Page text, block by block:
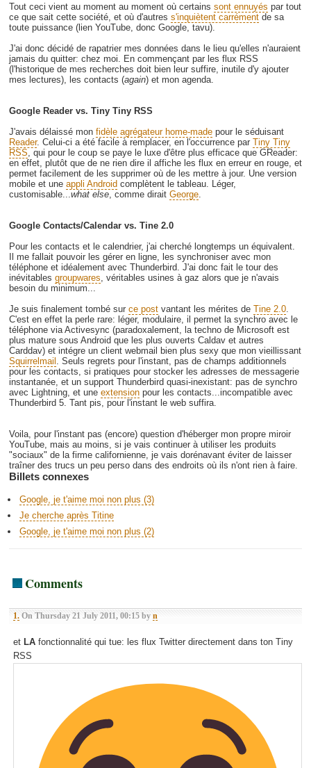
Tout ceci vient au moment au moment où certains sont ennuyés par tout
ce que sait cette société, et où d'autres s'inquiètent carrémentde sa
toute puissance (lien YouTube, donc Google, tavu).
J'ai donc décidé de rapatrier mes données dans le lieu qu'elles n'auraient
jamais du quitter: chez moi. En commençant par les flux RSS
(l'historique de mes recherches doit bien leur suffire, inutile d'y ajouter
mes lectures), les contacts (again) et mon agenda.
Google Reader vs. Tiny Tiny RSS
J'avais délaissé mon fidèle agrégateur home-madepour le séduisant
Reader. Celui-ci a été facile à remplacer, en l'occurrence par Tiny Tiny
RSS , qui pour le coup se paye le luxe d'être plus efficace que GReader:
en effet, plutôt que de ne rien dire il affiche les flux en erreur en rouge, et
permet facilement de les supprimer où de les mettre à jour. Une version
mobile et une appli Androidcomplètent le tableau. Léger,
customisable... what else, comme dirait George.
Google Contacts/Calendar vs. Tine 2.0
Pour les contacts et le calendrier, j'ai cherché longtemps un équivalent.
Il me fallait pouvoir les gérer en ligne, les synchroniser avec mon
téléphone et idéalement avec Thunderbird. J'ai donc fait le tour des
inévitables groupwares , véritables usines à gaz alors que je n'avais
besoin du minimum...
Je suis finalement tombé sur ce postvantant les mérites de Tine 2.0.
C'est en effet la perle rare: léger, modulaire, il permet la synchro avec le
téléphone via Activesync (paradoxalement, la techno de Microsoft est
plus mature sous Android que les plus ouverts Caldav et autres
Carddav) et intégre un client webmail bien plus sexy que mon vieillissant
Squirrelmail . Seuls regrets pour l'instant, pas de champs additionnels
pour les contacts, si pratiques pour stocker les adresses de messagerie
instantanée, et un support Thunderbird quasi-inexistant: pas de synchro
avec Lightning, et une extensionpour les contacts...incompatible avec
Thunderbird 5. Tant pis, pour l'instant le web suffira.
Voila, pour l'instant pas (encore) question d'héberger mon propre miroir
YouTube, mais au moins, si je vais continuer à utiliser les produits
"sociaux" de la firme californienne, je vais dorénavant éviter de laisser
traîner des trucs un peu perso dans des endroits où ils n'ont rien à faire.
Billets connexes
Google, je t'aime moi non plus (3)
Je cherche après Titine
Google, je t'aime moi non plus (2)
Comments
1.On Thursday 21 July 2011, 00:15 by n
et LA fonctionnalité qui tue: les flux Twitter directement dans ton Tiny
RSS